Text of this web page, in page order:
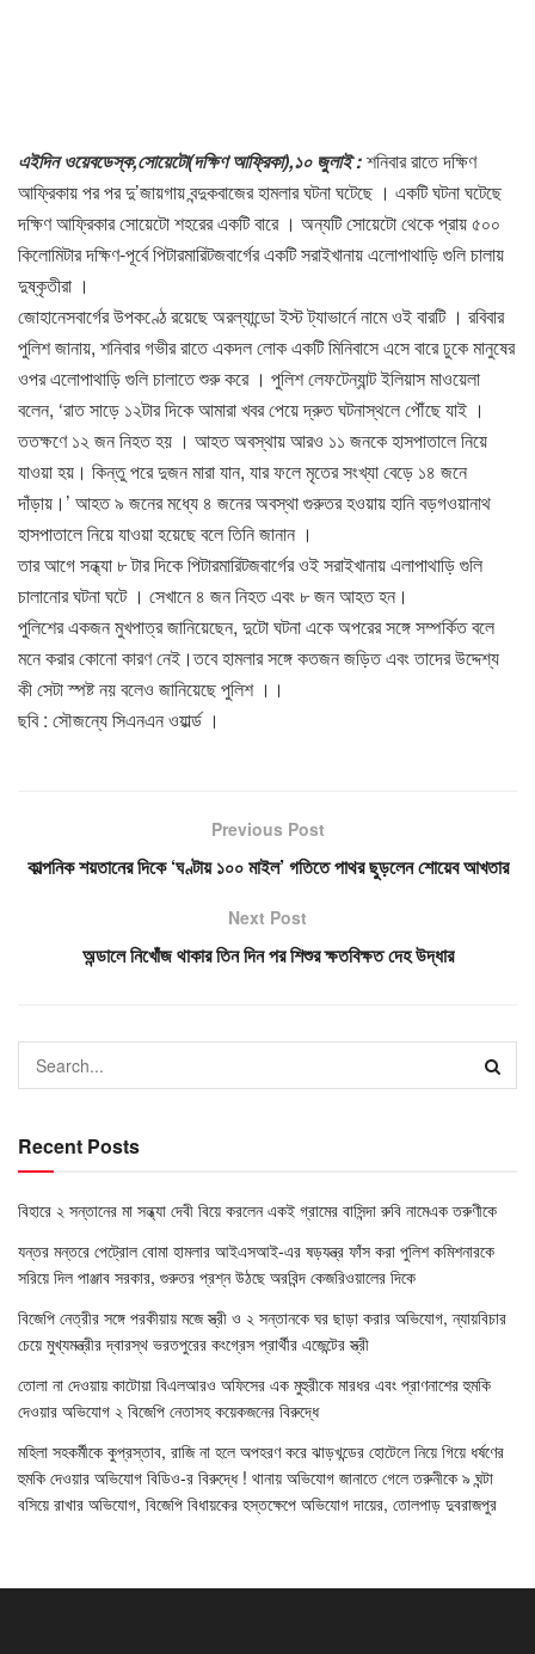
এইদিন ওয়েবডেস্ক,সোয়েটো(দক্ষিণ আফ্রিকা),১০ জুলাই :শনিবার রাতে দক্ষিণ
আফ্রিকায় পর পর দু’জায়গায় বন্দুকবাজের হামলার ঘটনা ঘটেছে । একটি ঘটনা ঘটেছে
দক্ষিণ আফ্রিকার সোয়েটো শহরের একটি বারে । অন্যটি সোয়েটো থেকে প্রায় ৫০০
কিলোমিটার দক্ষিণ-পূর্বে পিটারমারিটজবার্গের একটি সরাইখানায় এলোপাথাড়ি গুলি চালায়
দুষ্কৃতীরা ।
জোহানেসবার্গের উপকণ্ঠে রয়েছে অরল্যান্ডো ইস্ট ট্যাভার্নে নামে ওই বারটি । রবিবার
পুলিশ জানায়, শনিবার গভীর রাতে একদল লোক একটি মিনিবাসে এসে বারে ঢুকে মানুষের
ওপর এলোপাথাড়ি গুলি চালাতে শুরু করে । পুলিশ লেফটেন্যান্ট ইলিয়াস মাওয়েলা
বলেন, ‘রাত সাড়ে ১২টার দিকে আমারা খবর পেয়ে দ্রুত ঘটনাস্থলে পৌঁছে যাই ।
ততক্ষণে ১২ জন নিহত হয় । আহত অবস্থায় আরও ১১ জনকে হাসপাতালে নিয়ে
যাওয়া হয়। কিন্তু পরে দুজন মারা যান, যার ফলে মৃতের সংখ্যা বেড়ে ১৪ জনে
দাঁড়ায়।’ আহত ৯ জনের মধ্যে ৪ জনের অবস্থা গুরুতর হওয়ায় হানি বড়গওয়ানাথ
হাসপাতালে নিয়ে যাওয়া হয়েছে বলে তিনি জানান ।
তার আগে সন্ধ্যা ৮ টার দিকে পিটারমারিটজবার্গের ওই সরাইখানায় এলাপাথাড়ি গুলি
চালানোর ঘটনা ঘটে । সেখানে ৪ জন নিহত এবং ৮ জন আহত হন।
পুলিশের একজন মুখপাত্র জানিয়েছেন, দুটো ঘটনা একে অপরের সঙ্গে সম্পর্কিত বলে
মনে করার কোনো কারণ নেই।তবে হামলার সঙ্গে কতজন জড়িত এবং তাদের উদ্দেশ্য
কী সেটা স্পষ্ট নয় বলেও জানিয়েছে পুলিশ ।।
ছবি : সৌজন্যে সিএনএন ওয়ার্ল্ড ।
Previous Post
কাল্পনিক শয়তানের দিকে ‘ঘণ্টায় ১০০ মাইল’ গতিতে পাথর ছুড়লেন শোয়েব আখতার
Next Post
অন্ডালে নিখোঁজ থাকার তিন দিন পর শিশুর ক্ষতবিক্ষত দেহ উদ্ধার
Recent Posts
বিহারে ২ সন্তানের মা সন্ধ্যা দেবী বিয়ে করলেন একই গ্রামের বাসিন্দা রুবি নামেএক তরুণীকে
যন্তর মন্তরে পেট্রোল বোমা হামলার আইএসআই-এর ষড়যন্ত্র ফাঁস করা পুলিশ কমিশনারকে
সরিয়ে দিল পাঞ্জাব সরকার, গুরুতর প্রশ্ন উঠছে অরবিন্দ কেজরিওয়ালের দিকে
বিজেপি নেত্রীর সঙ্গে পরকীয়ায় মজে স্ত্রী ও ২ সন্তানকে ঘর ছাড়া করার অভিযোগ, ন্যায়বিচার
চেয়ে মুখ্যমন্ত্রীর দ্বারস্থ ভরতপুরের কংগ্রেস প্রার্থীর এজেন্টের স্ত্রী
তোলা না দেওয়ায় কাটোয়া বিএলআরও অফিসের এক মুহুরীকে মারধর এবং প্রাণনাশের হুমকি
দেওয়ার অভিযোগ ২ বিজেপি নেতাসহ কয়েকজনের বিরুদ্ধে
মহিলা সহকর্মীকে কুপ্রস্তাব, রাজি না হলে অপহরণ করে ঝাড়খন্ডের হোটেলে নিয়ে গিয়ে ধর্ষণের
হুমকি দেওয়ার অভিযোগ বিডিও-র বিরুদ্ধে ! থানায় অভিযোগ জানাতে গেলে তরুনীকে ৯ ঘন্টা
বসিয়ে রাখার অভিযোগ, বিজেপি বিধায়কের হস্তক্ষেপে অভিযোগ দায়ের, তোলপাড় দুবরাজপুর